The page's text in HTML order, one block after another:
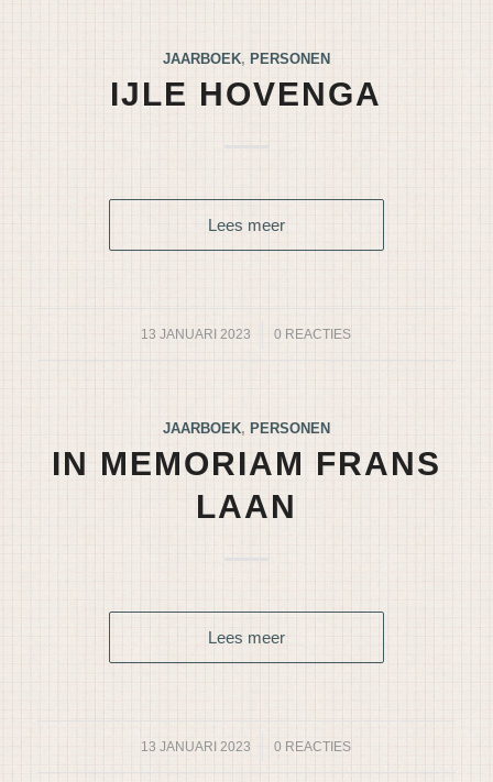
JAARBOEK, PERSONEN
IJLE HOVENGA
Lees meer
13 JANUARI 2023
/ 0 REACTIES
JAARBOEK, PERSONEN
IN MEMORIAM FRANS
LAAN
Lees meer
13 JANUARI 2023
/ 0 REACTIES